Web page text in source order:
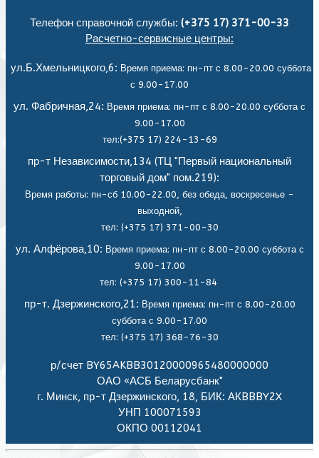
Телефон справочной службы: (+375 17) 371-00-33
Расчетно-сервисные центры:
ул.Б.Хмельницкого,6: Время приема: пн-пт с 8.00-20.00 суббота
с 9.00-17.00
ул. Фабричная,24: Время приема: пн-пт с 8.00-20.00 суббота с
9.00-17.00
тел:(+375 17) 224-13-69
пр-т Независимости,134 (ТЦ "Первый национальный
торговый дом" пом.219):
Время работы: пн-сб 10.00-22.00, без обеда, воскресенье -
выходной,
тел: (+375 17) 371-00-30
ул. Алфёрова,10: Время приема: пн-пт с 8.00-20.00 суббота с
9.00-17.00
тел: (+375 17) 300-11-84
пр-т. Дзержинского,21: Время приема: пн-пт с 8.00-20.00
суббота с 9.00-17.00
тел: (+375 17) 368-76-30
р/счет BY65AKBB30120000965480000000
ОАО «АСБ Беларусбанк"
г. Минск, пр-т Дзержинского, 18, БИК: АКBBBY2X
УНП 100071593
ОКПО 00112041